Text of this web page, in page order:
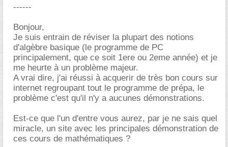
------
Bonjour,
Je suis entrain de réviser la plupart des notions
d'algèbre basique (le programme de PC
principalement, que ce soit 1ere ou 2eme année) et je
me heurte à un problème majeur.
A vrai dire, j'ai réussi à acquerir de très bon cours sur
internet regroupant tout le programme de prépa, le
problème c'est qu'il n'y a aucunes démonstrations.
Est-ce que l'un d'entre vous aurez, par je ne sais quel
miracle, un site avec les principales démonstration de
ces cours de mathématiques ?